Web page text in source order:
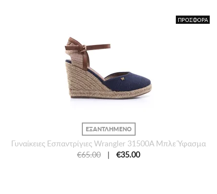
ΠΡΟΣΦΟΡΑ
ΕΞΑΝΤΛΗΜΕΝΟ
Γυναίκειες Εσπαντρίγιες Wrangler 31500A Μπλε Ύφασμα
€65.00
| €35.00